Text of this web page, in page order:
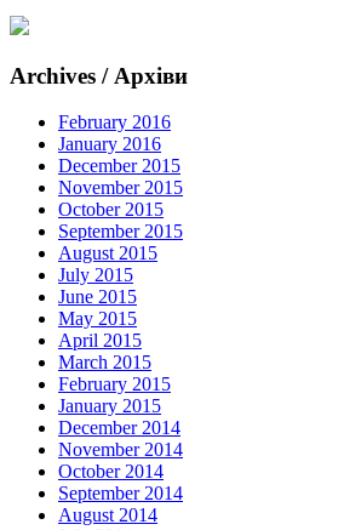
Archives / Архіви
February 2016
January 2016
December 2015
November 2015
October 2015
September 2015
August 2015
July 2015
June 2015
May 2015
April 2015
March 2015
February 2015
January 2015
December 2014
November 2014
October 2014
September 2014
August 2014